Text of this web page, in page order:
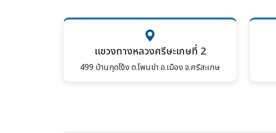
แขวงทางหลวงศรีษะเกษที่ 2
499 บ้านกุดโง้ง ต.โพนข่า อ.เมือง จ.ศรีสะเกษ